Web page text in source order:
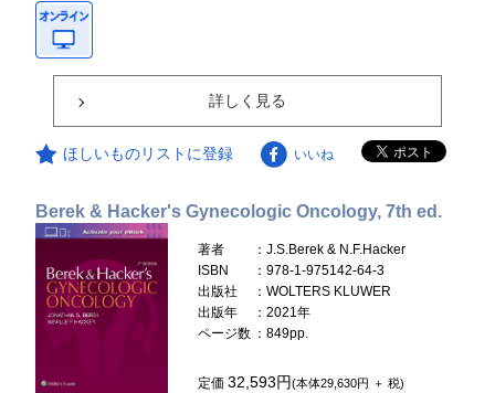
詳しく見る
ほしいものリストに登録 いいね
Berek & Hacker's Gynecologic Oncology, 7th ed.
著者
：J.S.Berek & N.F.Hacker
ISBN
：978-1-975142-64-3
出版社
：WOLTERS KLUWER
出版年
：2021年
ページ数 ：849pp.
定価32,593円(本体29,630円 ＋ 税)